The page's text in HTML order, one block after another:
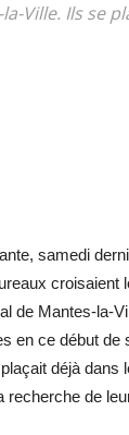
Ville. Ils se
samedi
croisaient
de Mantes-la-
en ce début de
déjà dans
recherche de